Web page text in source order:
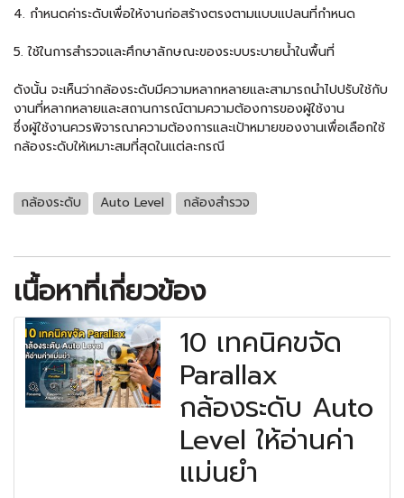
4. กำหนดค่าระดับเพื่อให้งานก่อสร้างตรงตามแบบแปลนที่กำหนด
5. ใช้ในการสำรวจและศึกษาลักษณะของระบบระบายน้ำในพื้นที่
ดังนั้น จะเห็นว่ากล้องระดับมีความหลากหลายและสามารถนำไปปรับใช้กับ
งานที่หลากหลายและสถานการณ์ตามความต้องการของผู้ใช้งาน
ซึ่งผู้ใช้งานควรพิจารณาความต้องการและเป้าหมายของงานเพื่อเลือกใช้
กล้องระดับให้เหมาะสมที่สุดในแต่ละกรณี
กล้องระดับ Auto Level กล้องสำรวจ
เนื้อหาที่เกี่ยวข้อง
10 เทคนิคขจัด
Parallax
กล้องระดับ Auto
Level ให้อ่านค่า
แม่นยำ